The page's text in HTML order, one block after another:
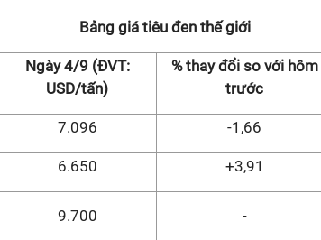
Bảng giá tiêu đen thế giới
Ngày 4/9 (ĐVT:
USD/tấn)
% thay đổi so với hôm
trước
7.096 -1,66
6.650 +3,91
9.700 -